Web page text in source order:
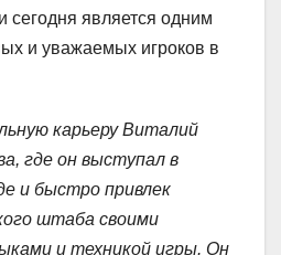
сегодня является одним
и уважаемых игроков в
карьеру Виталий
где он выступал в
и быстро привлек
штаба своими
и техникой игры. Он